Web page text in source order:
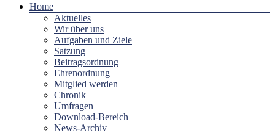
Home
Aktuelles
Wir über uns
Aufgaben und Ziele
Satzung
Beitragsordnung
Ehrenordnung
Mitglied werden
Chronik
Umfragen
Download-Bereich
News-Archiv